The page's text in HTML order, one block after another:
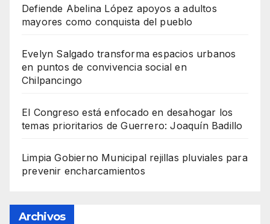
Defiende Abelina López apoyos a adultos
mayores como conquista del pueblo
Evelyn Salgado transforma espacios urbanos
en puntos de convivencia social en
Chilpancingo
El Congreso está enfocado en desahogar los
temas prioritarios de Guerrero: Joaquín Badillo
Limpia Gobierno Municipal rejillas pluviales para
prevenir encharcamientos
Archivos